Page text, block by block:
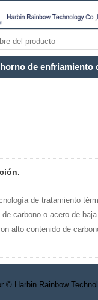
de tratamiento
carbono o acero de
alto contenido de
© Harbin Rainbow